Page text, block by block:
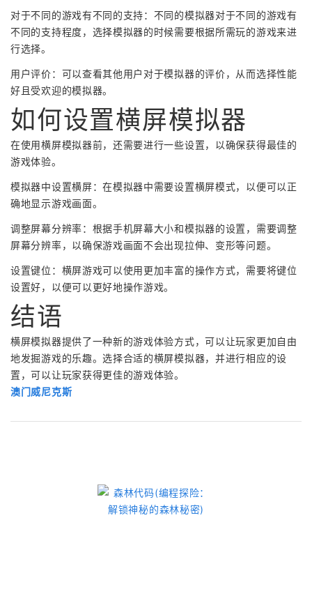
对于不同的游戏有不同的支持：不同的模拟器对于不同的游戏有
不同的支持程度，选择模拟器的时候需要根据所需玩的游戏来进
行选择。
用户评价：可以查看其他用户对于模拟器的评价，从而选择性能
好且受欢迎的模拟器。
如何设置横屏模拟器
在使用横屏模拟器前，还需要进行一些设置，以确保获得最佳的
游戏体验。
模拟器中设置横屏：在模拟器中需要设置横屏模式，以便可以正
确地显示游戏画面。
调整屏幕分辨率：根据手机屏幕大小和模拟器的设置，需要调整
屏幕分辨率，以确保游戏画面不会出现拉伸、变形等问题。
设置键位：横屏游戏可以使用更加丰富的操作方式，需要将键位
设置好，以便可以更好地操作游戏。
结语
横屏模拟器提供了一种新的游戏体验方式，可以让玩家更加自由
地发掘游戏的乐趣。选择合适的横屏模拟器，并进行相应的设
置，可以让玩家获得更佳的游戏体验。
澳门威尼克斯